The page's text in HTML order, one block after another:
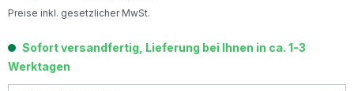
Preise inkl. gesetzlicher MwSt.
Sofort versandfertig, Lieferung bei Ihnen in ca. 1-3
Werktagen